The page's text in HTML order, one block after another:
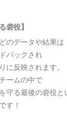
砦役】
のデータや結果は
バックされ
に反映されます。
ームの中で
守る最後の砦役と
す！